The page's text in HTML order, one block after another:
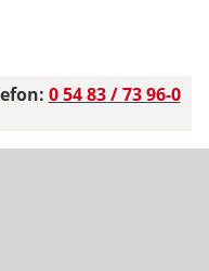
0 54 83 / 73 96-0